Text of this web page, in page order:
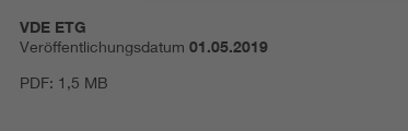
VDE ETG
Veröffentlichungsdatum 01.05.2019
PDF: 1,5 MB